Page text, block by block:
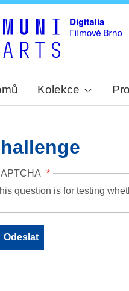
Kolekce
question is for testing